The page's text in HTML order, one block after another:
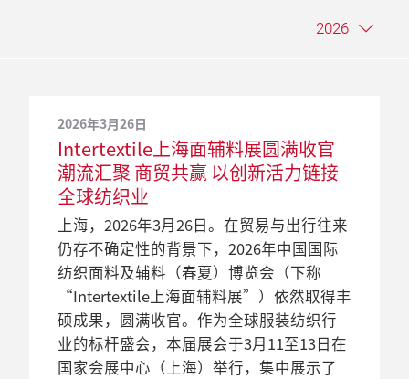
2026
2026年3月26日
Intertextile上海面辅料展圆满收官
潮流汇聚 商贸共赢 以创新活力链接
全球纺织业
上海，2026年3月26日。在贸易与出行往来
仍存不确定性的背景下，2026年中国国际
纺织面料及辅料（春夏）博览会（下称
“Intertextile上海面辅料展”）依然取得丰
硕成果，圆满收官。作为全球服装纺织行
业的标杆盛会，本届展会于3月11至13日在
国家会展中心（上海）举行，集中展示了
2025年3月28日
Intertextile上海面辅料展展示纺织
行业的韧性与多样性，吸引3,100多
家参展商
上海，2025年3月28日。在迎接来自131个
国家和地区的近95,000名观众（2024年：
近90,000名观众; 来自116个国家和地区）
过后，全球服装旗舰盛会 — 中国国际纺织
面料及辅料（春夏）博览会（Intertextile上
海面辅料展）于3月13日正式落幕，同时标
志着2026春夏服装面辅料采购季成功结
2024年3月21日
Intertextile上海面辅料展海外观众
人数翻番 国内市场实力雄厚获展商
高度赞誉
上海，2024年3月21日。随着中国国际纺织
面料及辅料（春夏）博览会（Intertextile上
海面辅料展）于3月8日在国家会展中心
（上海）正式落下帷幕，为期三天的跨境
商贸接洽、同期活动、以及多个 2025春夏
流行趋势区亦告圆满结束。本届展会的规
模达190,000平方米，横跨七大展厅。受惠
2023年4月12日
Intertextile 上海面辅料展圆满闭幕
行业精英齐聚一堂
全球嘱目的中国国际纺织面料及辅料（春
夏）博览会（下称“Intertextile上海面辅料
展”）于2023年3月30日顺利落下帷幕。这
是本年度国内第一场汇聚整个纺织供应链
的行业盛会。为期三天的展会迎来近3,000
家来自22个国家和地区的参展商，以及近
100,000个来自101个国家和地区的买家 ，
在这优质的商贸平台上共享中国纺织市场
2022年3月23日
Intertextile上海纺织品展及
yarnexpo纱线展展期调整
为响应中国政府的防疫政策，原定于4月14
至16日举行的中国国际纺织面料及辅料
（春夏）博览会 （Intertextile上海面辅料
展）及中国国际纺织纱线（春夏）展览会
（yarnexpo春夏纱线展）将会并入两展的
秋冬展，于2022年8月29至31日在国家会展
中心（上海）举办。中国国际家用纺织品
及辅料（春夏）博览会（Intertextile上海家
2021年3月24日
Intertextile上海面辅料展上周以跨
平台形式 展示疫情后的创新及可持
续发展的最新成果
作为全球服装纺织品行业于今个春夏季的
主要采购平台，中国国际纺织面料及辅料
（春夏）博览会（Intertextile上海面辅料
展）在上周3月17至19日圆满举行，迎来近
2,600家来自17个国家和地区的参展商，以
及80,553位买家。Intertextile上海面辅料展
的实体展会结合了线上及跨平台方案，广
2020年4月8日
法兰克福展览宣布Intertextile上海
纺织品展及yarnexpo纱线展最新安
排
原定于3月举行的三场纺织品展–中国国际
纺织面料及辅料（春夏）博览会
（Intertextile上海面辅料展）、中国国际纺
织纱线（春夏）展览会 （yarnexpo春夏纱
线展）以及中国国际家用纺织品及辅料
（春夏）博览会（Intertextile上海家纺展）
受2019新冠肺炎疫情影响需延期举办。今
2019年3月21日
Intertextile上海春夏面辅料展买家
人数增长百分之十五
再下一城──中国国际纺织面料及辅料
（春夏）博览会（下称Intertextile上海面辅
料展）买家人数达15%的增长，共计有
94,661名来自110个国家和地区的买家出席
了此次盛会[1] （2018年：82,314位, 104个
国家和地区），进一步巩固展会作为全球
纺织品旗舰展的独特地位。一系列高质、
多样及创新的产品成功吸引了来自全球各
2018年3月22日
总结报告： 更多参展商，更多买
家，更为丰硕的业务成果：
Intertextile上海面辅料展买家数量
增长了15％，再创新高
2018年3月8日
历来规模最大的春季Intertextile上
海面辅料展周三开幕